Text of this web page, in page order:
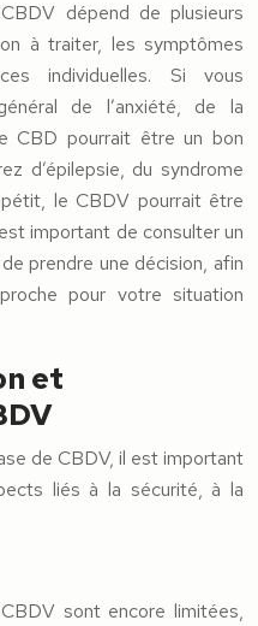
dépend de plusieurs
à traiter, les symptômes
individuelles. Si vous
de l’anxiété, de la
CBD pourrait être un bon
d’épilepsie, du syndrome
le CBDV pourrait être
important de consulter un
prendre une décision, afin
pour votre situation
et
de CBDV, il est important
liés à la sécurité, à la
sont encore limitées,